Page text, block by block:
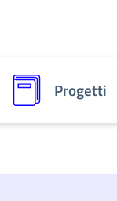
Progetti